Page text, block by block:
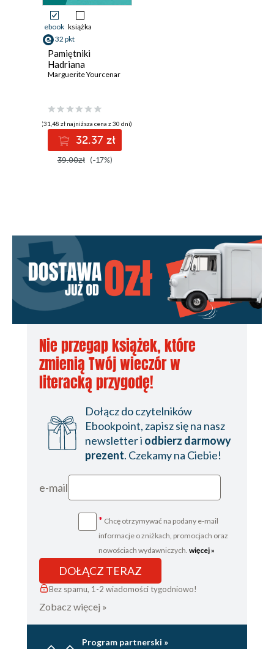
ebook książka
32 pkt
Pamiętniki
Hadriana
Marguerite Yourcenar
(31,48 zł najniższa cena z 30 dni)
32.37 zł
39.00zł (-17%)
Nie przegap książek, które
zmienią Twój wieczór w
literacką przygodę!
Dołącz do czytelników
Ebookpoint, zapisz się na nasz
newsletter i odbierz darmowy
prezent. Czekamy na Ciebie!
e-mail
* Chcę otrzymywać na podany e-mail
informacje o zniżkach, promocjach oraz
nowościach wydawniczych. więcej »
DOŁĄCZ TERAZ
Bez spamu, 1-2 wiadomości tygodniowo!
Zobacz więcej »
Program partnerski »